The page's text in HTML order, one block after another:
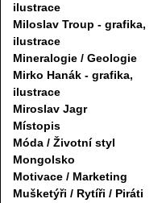
ilustrace
Miloslav Troup - grafika,
ilustrace
Mineralogie / Geologie
Mirko Hanák - grafika,
ilustrace
Miroslav Jagr
Místopis
Móda / Životní styl
Mongolsko
Motivace / Marketing
Mušketýři / Rytíři / Piráti